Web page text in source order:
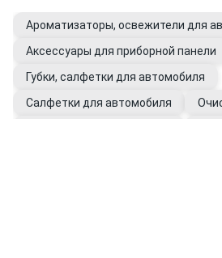
Ароматизаторы, освежители для
Аксессуары для приборной панели
Губки, салфетки для автомобиля
Салфетки для автомобиля